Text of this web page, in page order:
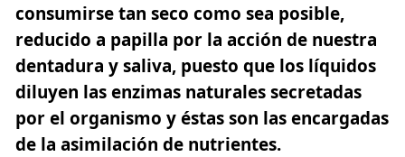
consumirse tan seco como sea posible,
reducido a papilla por la acción de nuestra
dentadura y saliva, puesto que los líquidos
diluyen las enzimas naturales secretadas
por el organismo y éstas son las encargadas
de la asimilación de nutrientes.